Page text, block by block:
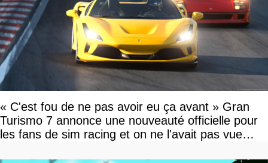
« C'est fou de ne pas avoir eu ça avant » Gran
Turismo 7 annonce une nouveauté officielle pour
les fans de sim racing et on ne l'avait pas vue